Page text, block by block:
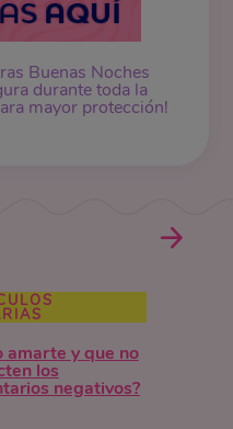
Buenas Noches
durante toda la
mayor protección!
amarte y que no
los
negativos?